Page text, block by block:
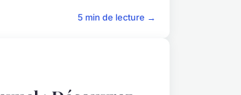
5 min de lecture →